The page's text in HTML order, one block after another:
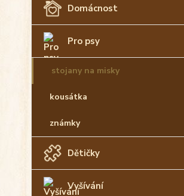
Domácnost
Pro psy
stojany na misky
kousátka
známky
Dětičky
Vyšívání